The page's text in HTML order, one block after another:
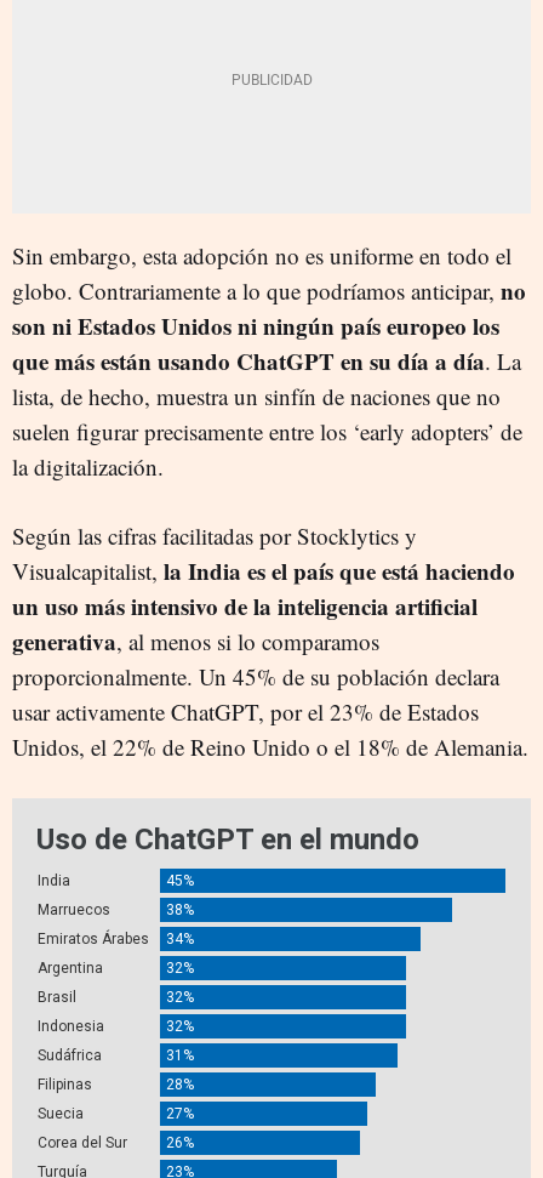
Sin embargo, esta adopción no es uniforme en todo el
globo. Contrariamente a lo que podríamos anticipar, no
son ni Estados Unidos ni ningún país europeo los
que más están usando ChatGPT en su día a día. La
lista, de hecho, muestra un sinfín de naciones que no
suelen figurar precisamente entre los ‘early adopters’ de
la digitalización.
Según las cifras facilitadas por Stocklytics y
Visualcapitalist, la India es el país que está haciendo
un uso más intensivo de la inteligencia artificial
generativa, al menos si lo comparamos
proporcionalmente. Un 45% de su población declara
usar activamente ChatGPT, por el 23% de Estados
Unidos, el 22% de Reino Unido o el 18% de Alemania.